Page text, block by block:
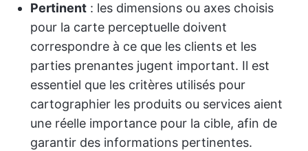
Pertinent : les dimensions ou axes choisis
pour la carte perceptuelle doivent
correspondre à ce que les clients et les
parties prenantes jugent important. Il est
essentiel que les critères utilisés pour
cartographier les produits ou services aient
une réelle importance pour la cible, afin de
garantir des informations pertinentes.